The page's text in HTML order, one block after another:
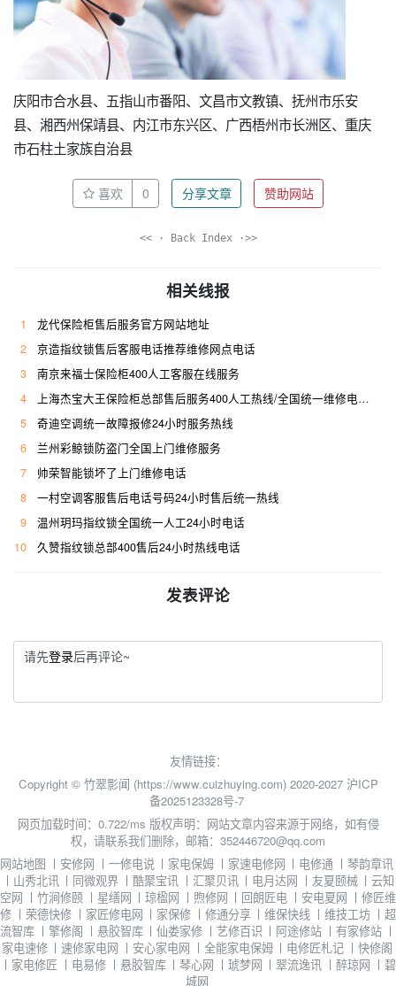
庆阳市合水县、五指山市番阳、文昌市文教镇、抚州市乐安
县、湘西州保靖县、内江市东兴区、广西梧州市长洲区、重庆
市石柱土家族自治县
喜欢 0 分享文章 赞助网站
<< · Back Index ·>>
相关线报
1
龙代保险柜售后服务官方网站地址
2
京造指纹锁售后客服电话推荐维修网点电话
3
南京来福士保险柜400人工客服在线服务
4
上海杰宝大王保险柜总部售后服务400人工热线/全国统一维修电话是多少
5
奇迪空调统一故障报修24小时服务热线
6
兰州彩鲸锁防盗门全国上门维修服务
7
帅荣智能锁坏了上门维修电话
8
一村空调客服售后电话号码24小时售后统一热线
9
温州玥玛指纹锁全国统一人工24小时电话
10
久赞指纹锁总部400售后24小时热线电话
发表评论
请先登录后再评论~
友情链接：
Copyright © 竹翠影闻 (https://www.cuizhuying.com) 2020-2027 沪ICP
备2025123328号-7
网页加载时间：0.722/ms 版权声明：网站文章内容来源于网络，如有侵
权，请联系我们删除，邮箱：352446720@qq.com
网站地图 丨 安修网 丨 一修电说 丨 家电保姆 丨 家速电修网 丨 电修通 丨琴韵章讯
丨 山秀北讯 丨 同微观界 丨 酷聚宝讯 丨 汇聚贝讯 丨 电月达网 丨 友夏颐械 丨云知
空网 丨 竹涧修颐 丨 星缮网 丨琼楹网 丨 煦修网 丨 回朗匠电 丨 安电夏网 丨 修匠维
修 丨 荣德快修 丨 家匠修电网 丨 家保修 丨 修通分享 丨维保快线 丨维技工坊 丨 超
流智库 丨 擎修阁 丨 悬胶智库 丨仙娄家修 丨 艺修百识 丨 阿途修站 丨 有家修站 丨
家电速修 丨 速修家电网 丨 安心家电网 丨 全能家电保姆 丨 电修匠札记 丨 快修阁
丨 家电修匠 丨 电易修 丨 悬胶智库 丨琴心网 丨 琥梦网 丨翠流逸讯 丨醉琼网 丨 碧
城网